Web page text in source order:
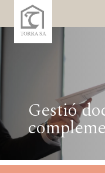
Gestió